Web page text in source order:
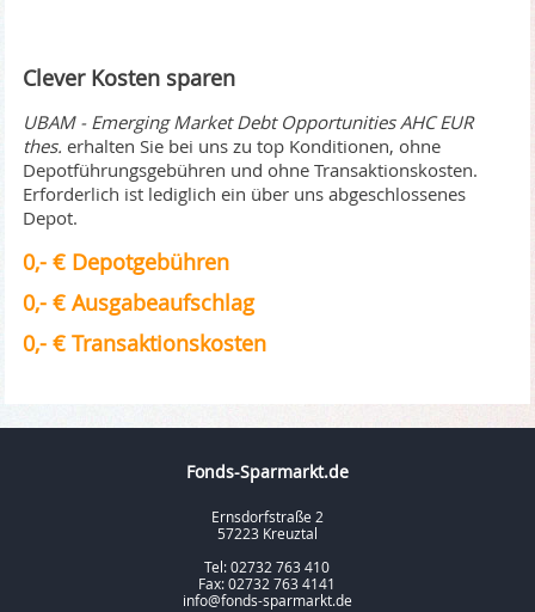
Clever Kosten sparen
UBAM - Emerging Market Debt Opportunities AHC EUR
thes. erhalten Sie bei uns zu top Konditionen, ohne
Depotführungsgebühren und ohne Transaktionskosten.
Erforderlich ist lediglich ein über uns abgeschlossenes
Depot.
0,- € Depotgebühren
0,- € Ausgabeaufschlag
0,- € Transaktionskosten
Fonds-Sparmarkt.de
Ernsdorfstraße 2
57223 Kreuztal
Tel: 02732 763 410
Fax: 02732 763 4141
info@fonds-sparmarkt.de